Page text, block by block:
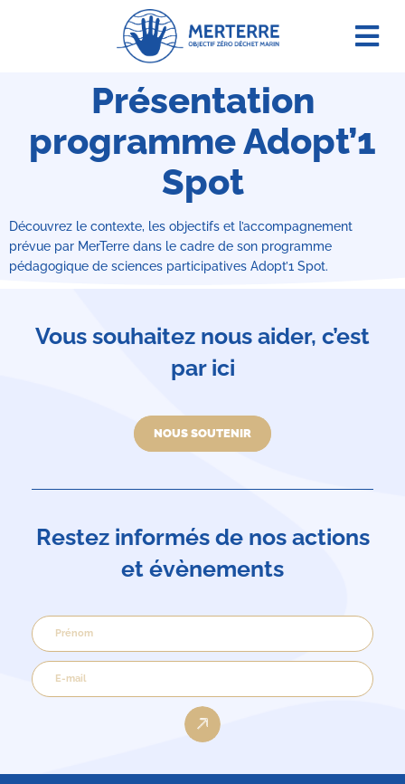
Présentation
programme Adopt’1
Spot
Découvrez le contexte, les objectifs et l’accompagnement
prévue par MerTerre dans le cadre de son programme
pédagogique de sciences participatives Adopt’1 Spot.
Vous souhaitez nous aider, c’est
par ici
NOUS SOUTENIR
Restez informés de nos actions
et évènements